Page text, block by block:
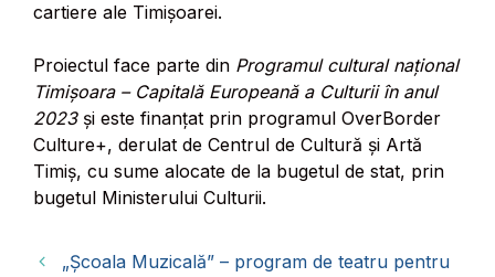
cartiere ale Timișoarei.
Proiectul face parte din Programul cultural național
Timișoara – Capitală Europeană a Culturii în anul
2023și este finanțat prin programul OverBorder
Culture+, derulat de Centrul de Cultură și Artă
Timiș, cu sume alocate de la bugetul de stat, prin
bugetul Ministerului Culturii.
„Școala Muzicală” – program de teatru pentru